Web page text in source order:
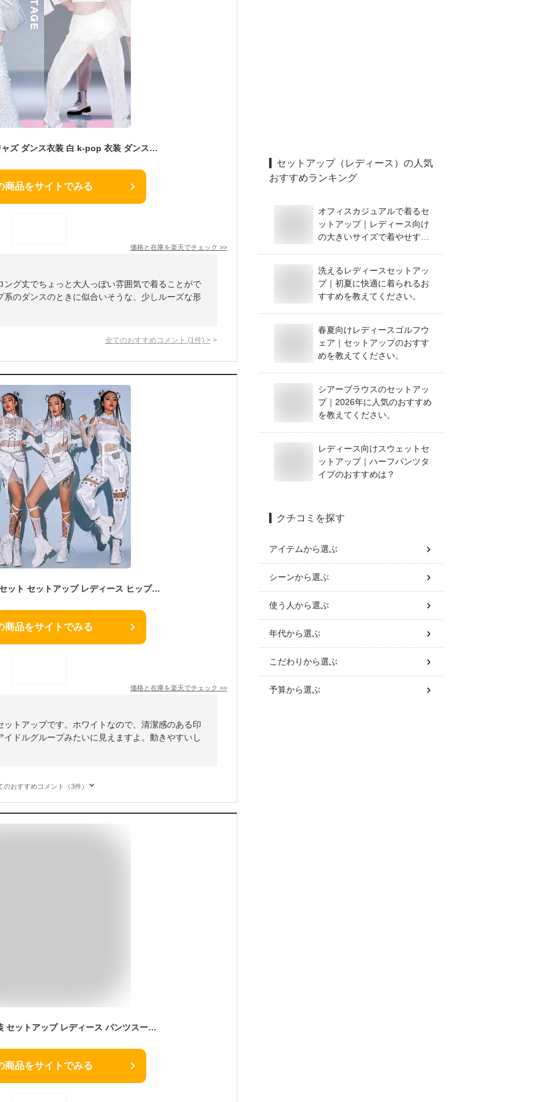
レース パンツ 韓国 ジャズ ダンス衣装 白 k-pop 衣装 ダンス衣装 レース レディース ダンス衣装 セットアップ 大人 k-pop 衣装 スーツ 3点セット へそ出し ベスト ダンス衣装 レースパンツ 韓国 アイドル 衣装 白 ダンス衣装 大人 ダンス 衣装 ヒップホップ ダンス 発表会
商品をサイトでみる
価格と在庫を楽天でチェック >>
グ丈でちょっと大人っぽい雰囲気で着ることがで
のダンスのときに似合いそうな、少しルーズな形
全てのおすすめコメント (1 件) >
ダンス衣装 大人 上下セット セットアップ レディース ヒップホップ ダンス 衣装 ジャズダンス 社交ダンス DS クラブ 韓国 ダンス 衣装 演出服 派手 ダンスウェア ファッション おしゃれ hiphop 団体服 練習着 舞台用 ダンス ダンスウェア セクシー ホワイト 白 送料無料
商品をサイトでみる
価格と在庫を楽天でチェック >>
トアップです。ホワイトなので、清潔感のある印
ドルグループみたいに見えますよ。動きやすいし
のおすすめコメント（3件）
k-pop衣装 ダンス衣装 セットアップ レディース パンツスーツ 大人 白 ダンススーツ ヒップホップ ジャズダンス 衣装 3点セット HIPHOP ジャケット パンツ オーパーサイズ 長袖 卒業式 写真撮影 (白,フリーサイズ)
商品をサイトでみる
セットアップ（レディース） の人気
おすすめランキング
オフィスカジュアルで着るセ
ットアップ｜レディース向け
の大きいサイズで着やせする
洗えるレディースセットアッ
プ｜初夏に快適に着られるお
すすめを教えてください。
春夏向けレディースゴルフウ
ェア｜セットアップのおすす
めを教えてください。
シアーブラウスのセットアッ
プ｜2026年に人気のおすすめ
を教えてください。
レディース向けスウェットセ
ットアップ｜ハーフパンツタ
イプのおすすめは？
クチコミを探す
アイテムから選ぶ
シーンから選ぶ
使う人から選ぶ
年代から選ぶ
こだわりから選ぶ
予算から選ぶ